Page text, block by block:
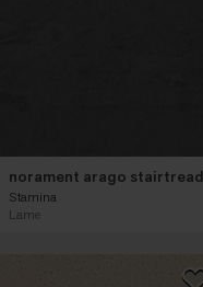
norament arago
Stamina
Lame